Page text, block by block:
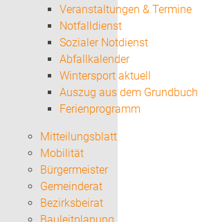
Veranstaltungen & Termine
Notfalldienst
Sozialer Notdienst
Abfallkalender
Wintersport aktuell
Auszug aus dem Grundbuch
Ferienprogramm
Mitteilungsblatt
Mobilität
Bürgermeister
Gemeinderat
Bezirksbeirat